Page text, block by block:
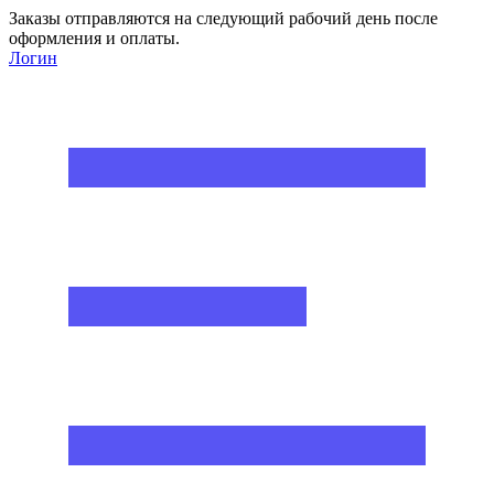
Заказы отправляются на следующий рабочий день после
оформления и оплаты.
Логин